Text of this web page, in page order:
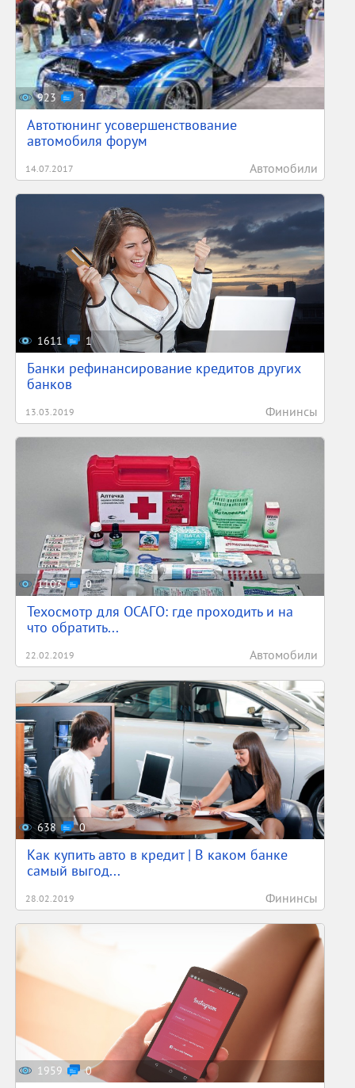
923 1
Автотюнинг усовершенствование
автомобиля форум
14.07.2017 Автомобили
1611 1
Банки рефинансирование кредитов других
банков
13.03.2019 Фининсы
1103 0
Техосмотр для ОСАГО: где проходить и на
что обратить...
22.02.2019 Автомобили
638 0
Как купить авто в кредит | В каком банке
самый выгод...
28.02.2019 Фининсы
1959 0